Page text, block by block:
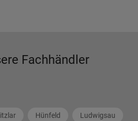
Fachhändler
Hünfeld Ludwigsau